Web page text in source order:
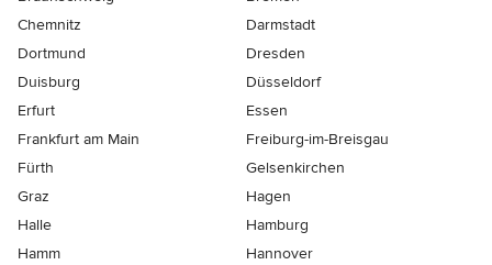
Chemnitz
Darmstadt
Dortmund
Dresden
Duisburg
Düsseldorf
Erfurt
Essen
Frankfurt am Main
Freiburg-im-Breisgau
Fürth
Gelsenkirchen
Graz
Hagen
Halle
Hamburg
Hamm
Hannover